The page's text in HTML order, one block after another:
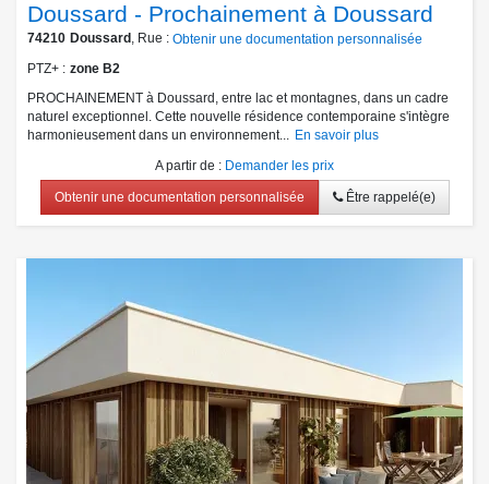
Doussard - Prochainement à Doussard
74210 Doussard , Rue : Obtenir une documentation personnalisée
PTZ+
zone B2
PROCHAINEMENT à Doussard, entre lac et montagnes, dans un cadre
naturel exceptionnel. Cette nouvelle résidence contemporaine s'intègre
harmonieusement dans un environnement... En savoir plus
A partir de : Demander les prix
Obtenir une documentation personnalisée Être rappelé(e)